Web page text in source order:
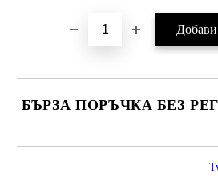
БЪРЗА ПОРЪЧКА БЕЗ